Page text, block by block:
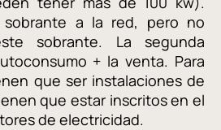
a la red, pero no
sobrante. La segunda
+ la venta. Para
que ser instalaciones de
que estar inscritos en el
de electricidad.